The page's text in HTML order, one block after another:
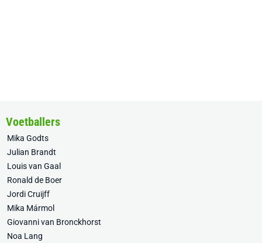
Voetballers
Mika Godts
Julian Brandt
Louis van Gaal
Ronald de Boer
Jordi Cruijff
Mika Mármol
Giovanni van Bronckhorst
Noa Lang